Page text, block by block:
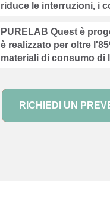
RICHIEDI UN
riduce le interruzioni, i
PURELAB Quest è
è realizzato per oltre
materiali di consumo di